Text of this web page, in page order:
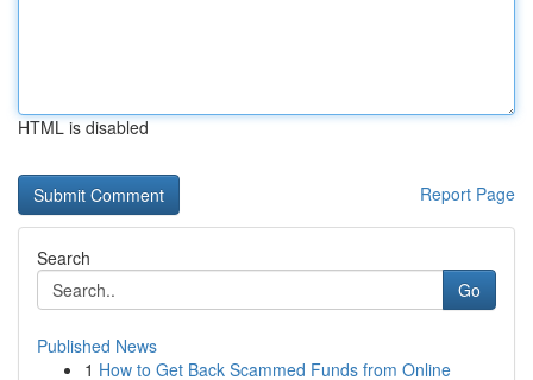
HTML is disabled
Report Page
Search
Go
Published News
1 How to Get Back Scammed Funds from Online